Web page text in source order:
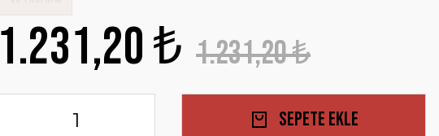
1.231,20 ₺ 1.231,20 ₺
Sepete Ekle